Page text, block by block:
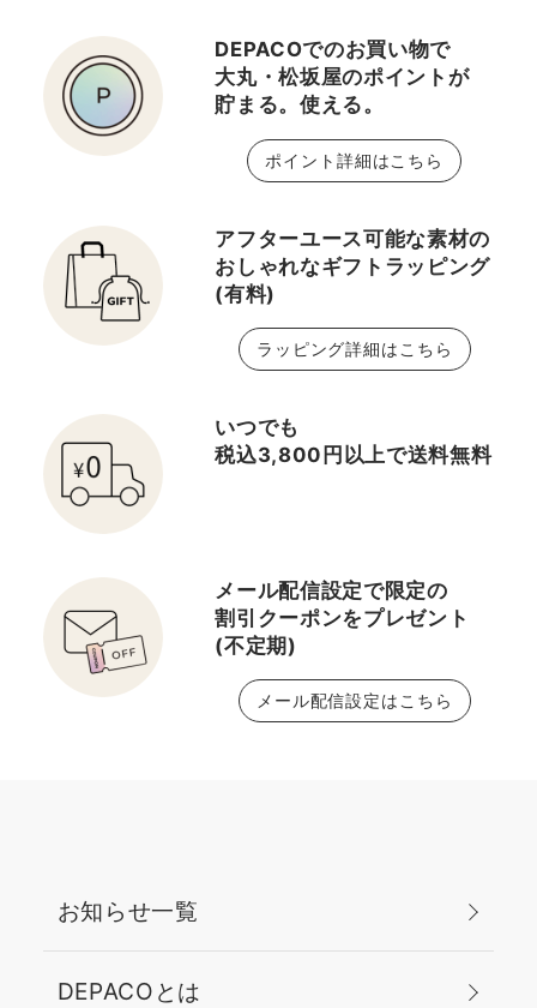
DEPACOでのお買い物で
大丸・松坂屋のポイントが
貯まる。使える。
ポイント詳細はこちら
アフターユース可能な素材の
おしゃれなギフトラッピング
(有料)
ラッピング詳細はこちら
いつでも
税込3,800円以上で送料無料
メール配信設定で限定の
割引クーポンをプレゼント
(不定期)
メール配信設定はこちら
お知らせ一覧
DEPACOとは